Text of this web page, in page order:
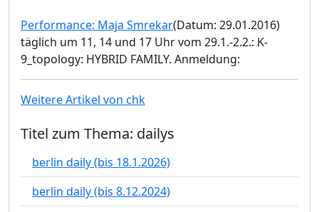
Performance: Maja Smrekar(Datum: 29.01.2016)
täglich um 11, 14 und 17 Uhr vom 29.1.-2.2.: K-
9_topology: HYBRID FAMILY. Anmeldung:
Weitere Artikel von chk
Titel zum Thema: dailys
berlin daily (bis 18.1.2026)
berlin daily (bis 8.12.2024)